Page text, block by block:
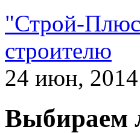
"Строй-
строителю
24 июн, 2014
Выбираем